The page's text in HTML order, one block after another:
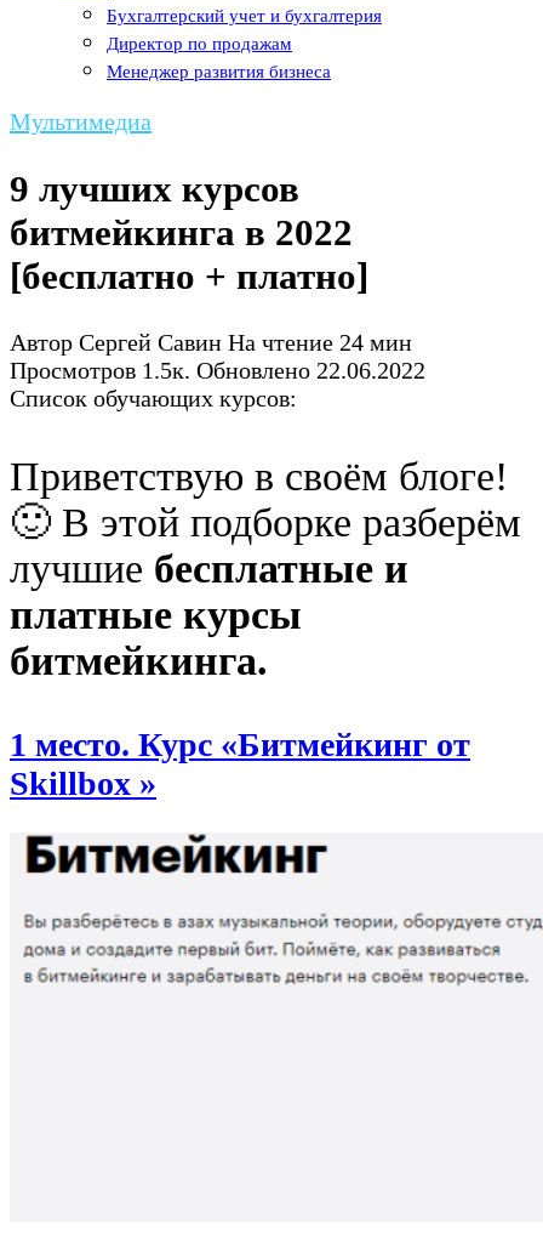
Бухгалтерский учет и бухгалтерия
Директор по продажам
Менеджер развития бизнеса
Мультимедиа
9 лучших курсов
битмейкинга в 2022
[бесплатно + платно]
Автор Сергей Савин На чтение 24 мин
Просмотров 1.5к. Обновлено 22.06.2022
Список обучающих курсов:
Приветствую в своём блоге!
🙂 В этой подборке разберём
лучшие бесплатные и
платные курсы
битмейкинга.
1 место. Курс «Битмейкинг от
Skillbox »